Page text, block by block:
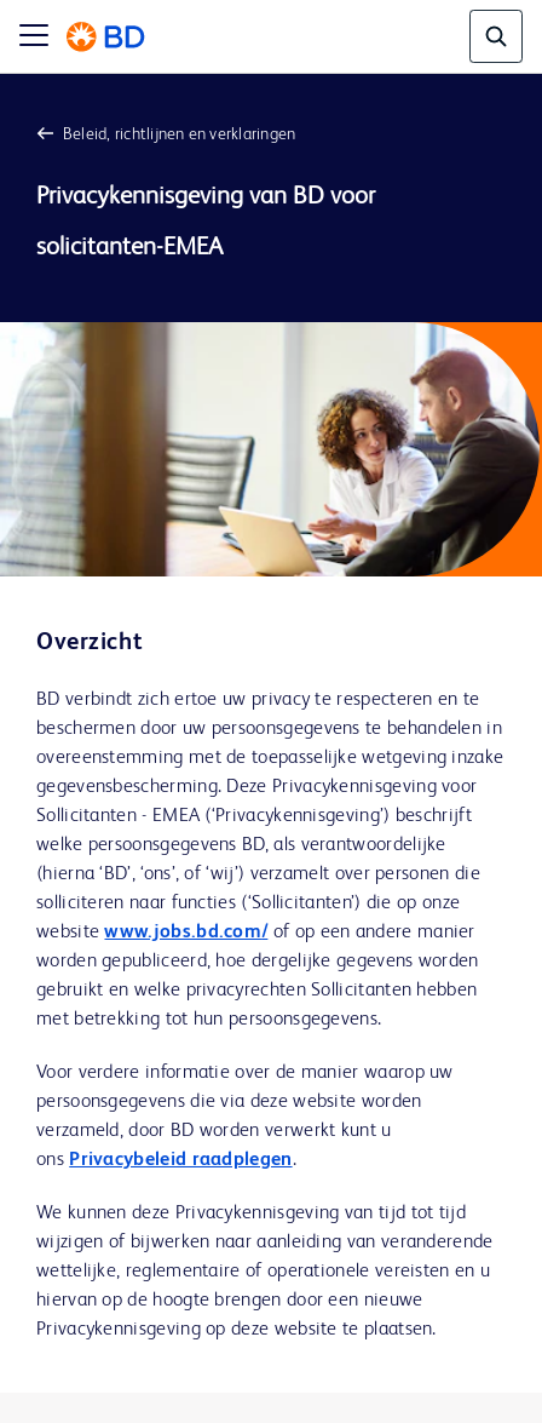
Beleid, richtlijnen en verklaringen
Privacykennisgeving van BD voor
solicitanten-EMEA
Overzicht
BD verbindt zich ertoe uw privacy te respecteren en te
beschermen door uw persoonsgegevens te behandelen in
overeenstemming met de toepasselijke wetgeving inzake
gegevensbescherming. Deze Privacykennisgeving voor
Sollicitanten - EMEA (‘Privacykennisgeving’) beschrijft
welke persoonsgegevens BD, als verantwoordelijke
(hierna ‘BD’, ‘ons’, of ‘wij’) verzamelt over personen die
solliciteren naar functies (‘Sollicitanten’) die op onze
websitewww.jobs.bd.com/ of op een andere manier
worden gepubliceerd, hoe dergelijke gegevens worden
gebruikt en welke privacyrechten Sollicitanten hebben
met betrekking tot hun persoonsgegevens.
Voor verdere informatie over de manier waarop uw
persoonsgegevens die via deze website worden
verzameld, door BD worden verwerkt kunt u
ons Privacybeleid raadplegen.
We kunnen deze Privacykennisgeving van tijd tot tijd
wijzigen of bijwerken naar aanleiding van veranderende
wettelijke, reglementaire of operationele vereisten en u
hiervan op de hoogte brengen door een nieuwe
Privacykennisgeving op deze website te plaatsen.